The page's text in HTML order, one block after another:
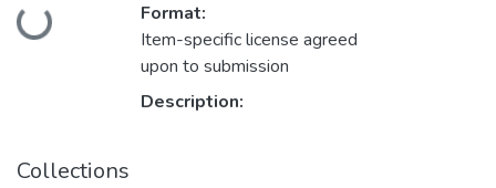
Loading...
Format:
Item-specific license agreed
upon to submission
Description:
Collections